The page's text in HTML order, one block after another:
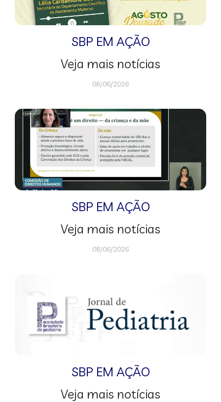
SBP EM AÇÃO
Veja mais notícias
08/06/2026
SBP EM AÇÃO
Veja mais notícias
08/06/2026
SBP EM AÇÃO
Veja mais notícias